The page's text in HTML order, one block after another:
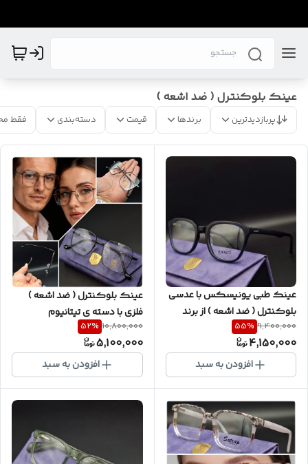
عینک بلوکنترل ( ضد اشعه )
پربازدیدترین برندها قیمت دسته‌بندی فقط
عینک طبی یونیسکس با عدسی
بلوکنترل ( ضد اشعه ) از برند
KNIGHT به همراه گارانتی
یکساله (عدسی و فریم) کد
9,400,000
55%
4,150,000
افزودن به سبد
عینک بلوکنترل ( ضد اشعه )
فلزی با دسته ی تیتانیوم
یونیسکس ( مردانه و زنانه ) از
برند RIGATO با کیفیت فوق
العاده و ضمانتی با پکیج کامل
کدRG/B6
10,800,000
52%
5,100,000
افزودن به سبد